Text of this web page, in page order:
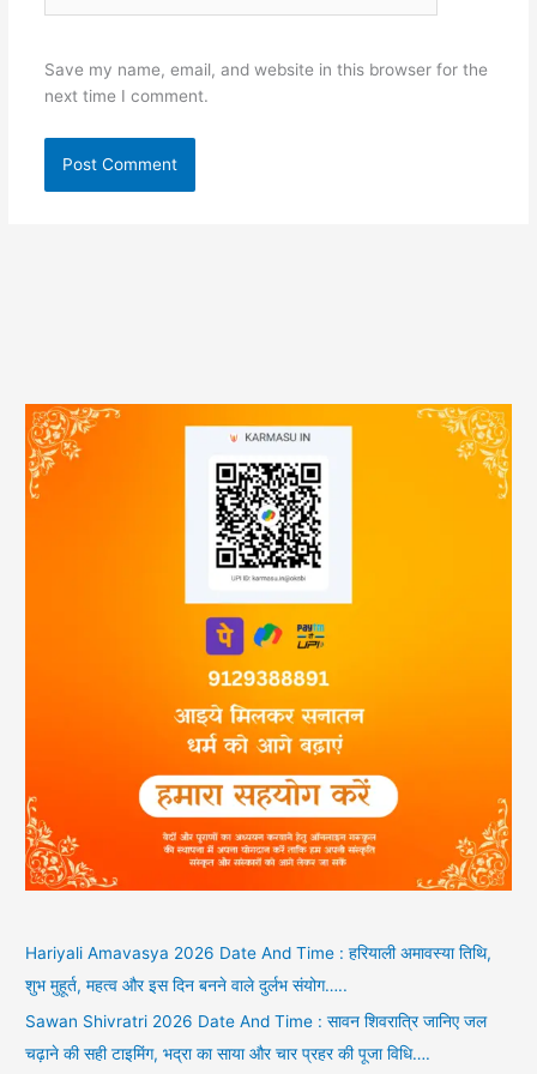
Save my name, email, and website in this browser for the
next time I comment.
Hariyali Amavasya 2026 Date And Time : हरियाली अमावस्या तिथि,
शुभ मुहूर्त, महत्व और इस दिन बनने वाले दुर्लभ संयोग…..
Sawan Shivratri 2026 Date And Time : सावन शिवरात्रि जानिए जल
चढ़ाने की सही टाइमिंग, भद्रा का साया और चार प्रहर की पूजा विधि….